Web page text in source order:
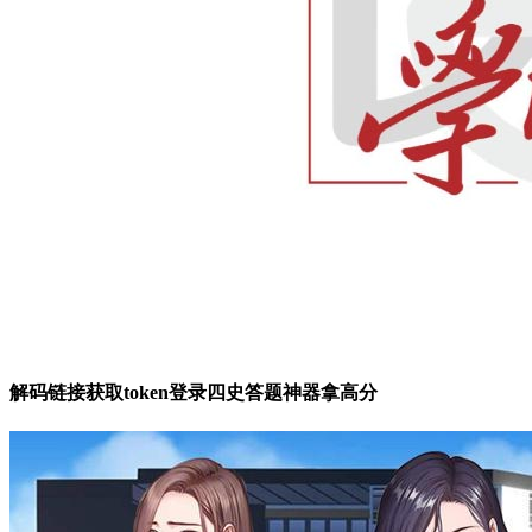
解码链接获取token登录四史答题神器拿高分